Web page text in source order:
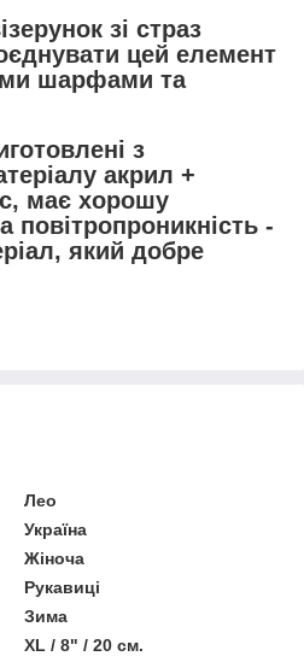
зі страз
цей елемент
шарфами та
з
акрил +
має хорошу
повітропроникність -
який добре
Лео
Україна
Жіноча
Рукавиці
Зима
XL / 8" / 20 см.